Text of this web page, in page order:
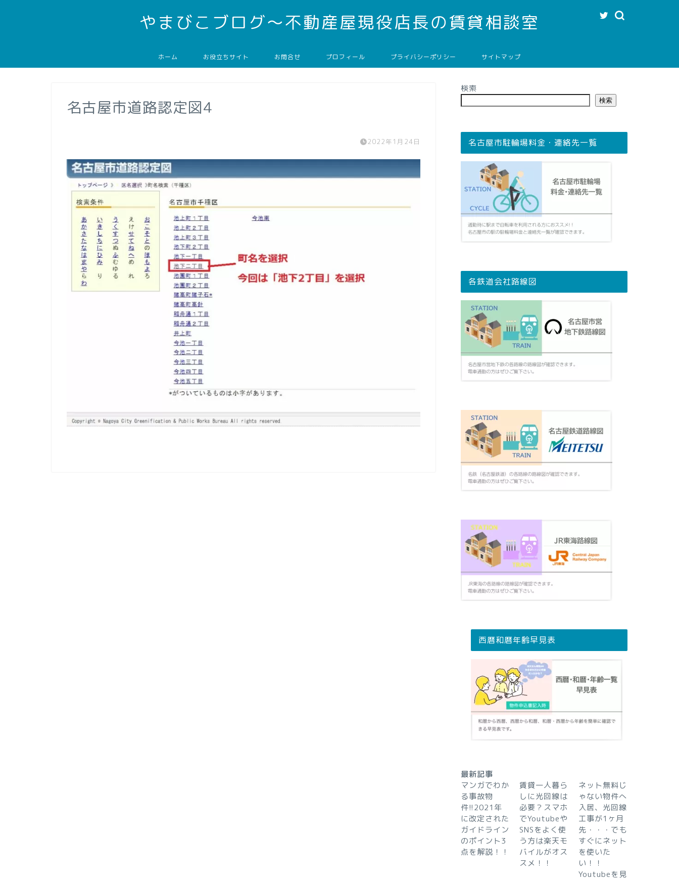
やまびこブログ～不動産屋現役店長の賃貸相談室
ホーム お役立ちサイト お問合せ プロフィール プライバシーポリシー サイトマップ
名古屋市道路認定図4
2022年1月24日
検索
検索
名古屋市駐輪場料金・連絡先一覧
各鉄道会社路線図
西暦和暦年齢早見表
最新記事
マンガでわか
る事故物
件!!2021年
に改定された
ガイドライン
のポイント3
点を解説！！
賃貸一人暮ら
しに光回線は
必要？スマホ
でYoutubeや
SNSをよく使
う方は楽天モ
バイルがオス
スメ！！
ネット無料じ
ゃない物件へ
入居、光回線
工事が1ヶ月
先・・・でも
すぐにネット
を使いた
い！！
Youtubeを見